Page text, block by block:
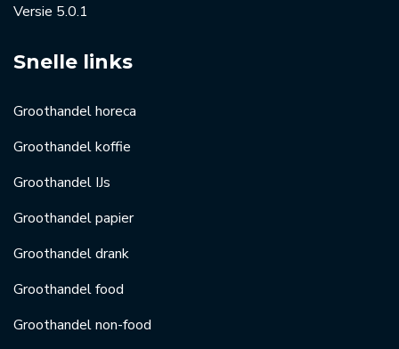
Versie 5.0.1
Snelle links
Groothandel horeca
Groothandel koffie
Groothandel IJs
Groothandel papier
Groothandel drank
Groothandel food
Groothandel non-food